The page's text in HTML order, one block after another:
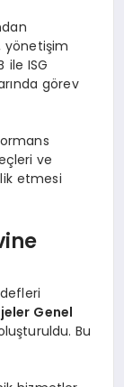
yönetişim
ile ISG
görev
ve
etmesi
Genel
Bu